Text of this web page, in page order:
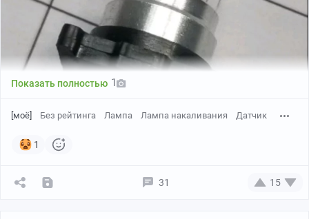
ru.turbopages.org/turbo/rbc.ru/s/society/06/04/2...
Показать полностью 1
[моё] Без рейтинга Лампа Лампа накаливания Датчик
1
31 15